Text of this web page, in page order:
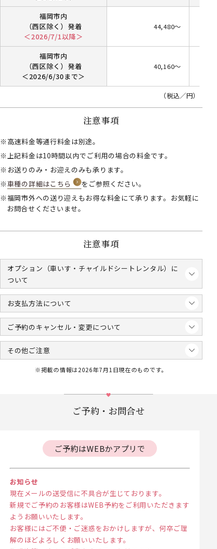
福岡市内
（西区除く）発着
＜2026/7/1以降＞
44,480～
福岡市内
（西区除く）発着
＜2026/6/30まで＞
40,160～
（税込／円）
注意事項
高速料金等通行料金は別途。
上記料金は10時間以内でご利用の場合の料金です。
お送りのみ・お迎えのみも承ります。
車種の詳細はこちら
をご参照ください。
福岡市外への送り迎えもお得な料金にて承ります。お気軽に
お問合せくださいませ。
注意事項
オプション（車いす・チャイルドシートレンタル）に
ついて
お支払方法について
ご予約のキャンセル・変更について
その他ご注意
※掲載の情報は2026年7月1日現在のものです。
ご予約・お問合せ
ご予約はWEBかアプリで
お知らせ
現在メールの送受信に不具合が生じております。
新規でご予約のお客様はWEB予約をご利用いただきます
ようお願いいたします。
お客様にはご不便・ご迷惑をおかけしますが、何卒ご理
解のほどよろしくお願いいたします。